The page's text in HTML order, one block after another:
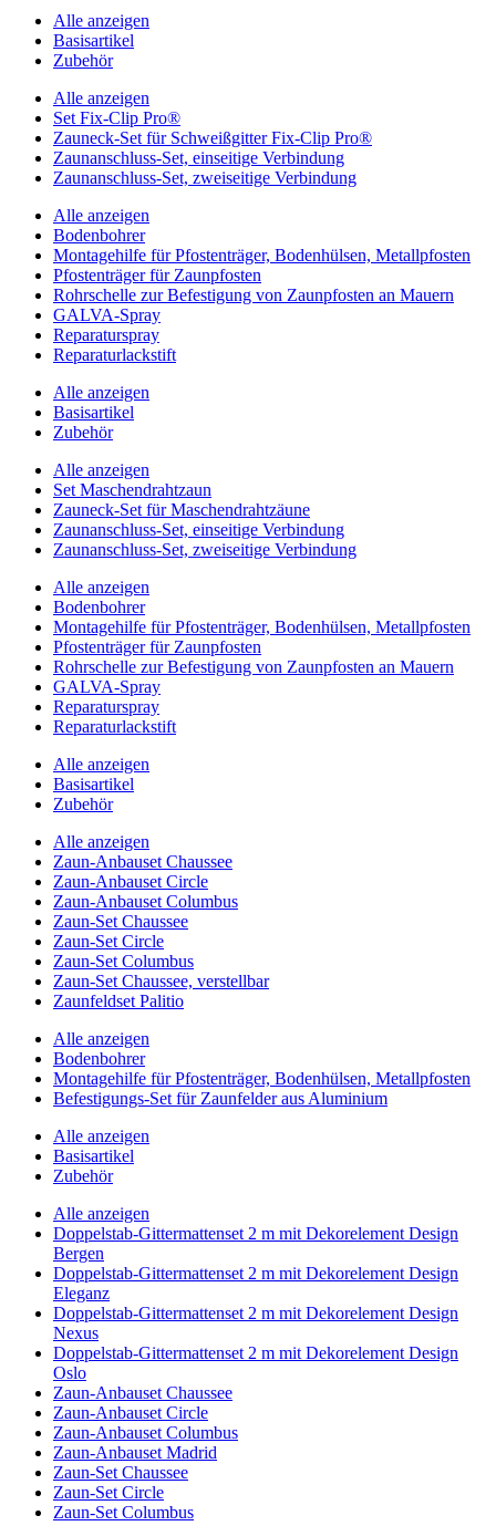
Alle anzeigen
Basisartikel
Zubehör
Alle anzeigen
Set Fix-Clip Pro®
Zauneck-Set für Schweißgitter Fix-Clip Pro®
Zaunanschluss-Set, einseitige Verbindung
Zaunanschluss-Set, zweiseitige Verbindung
Alle anzeigen
Bodenbohrer
Montagehilfe für Pfostenträger, Bodenhülsen, Metallpfosten
Pfostenträger für Zaunpfosten
Rohrschelle zur Befestigung von Zaunpfosten an Mauern
GALVA-Spray
Reparaturspray
Reparaturlackstift
Alle anzeigen
Basisartikel
Zubehör
Alle anzeigen
Set Maschendrahtzaun
Zauneck-Set für Maschendrahtzäune
Zaunanschluss-Set, einseitige Verbindung
Zaunanschluss-Set, zweiseitige Verbindung
Alle anzeigen
Bodenbohrer
Montagehilfe für Pfostenträger, Bodenhülsen, Metallpfosten
Pfostenträger für Zaunpfosten
Rohrschelle zur Befestigung von Zaunpfosten an Mauern
GALVA-Spray
Reparaturspray
Reparaturlackstift
Alle anzeigen
Basisartikel
Zubehör
Alle anzeigen
Zaun-Anbauset Chaussee
Zaun-Anbauset Circle
Zaun-Anbauset Columbus
Zaun-Set Chaussee
Zaun-Set Circle
Zaun-Set Columbus
Zaun-Set Chaussee, verstellbar
Zaunfeldset Palitio
Alle anzeigen
Bodenbohrer
Montagehilfe für Pfostenträger, Bodenhülsen, Metallpfosten
Befestigungs-Set für Zaunfelder aus Aluminium
Alle anzeigen
Basisartikel
Zubehör
Alle anzeigen
Doppelstab-Gittermattenset 2 m mit Dekorelement Design
Bergen
Doppelstab-Gittermattenset 2 m mit Dekorelement Design
Eleganz
Doppelstab-Gittermattenset 2 m mit Dekorelement Design
Nexus
Doppelstab-Gittermattenset 2 m mit Dekorelement Design
Oslo
Zaun-Anbauset Chaussee
Zaun-Anbauset Circle
Zaun-Anbauset Columbus
Zaun-Anbauset Madrid
Zaun-Set Chaussee
Zaun-Set Circle
Zaun-Set Columbus